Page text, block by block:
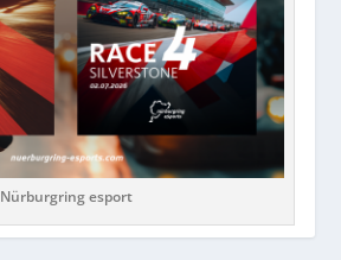
Nürburgring esport